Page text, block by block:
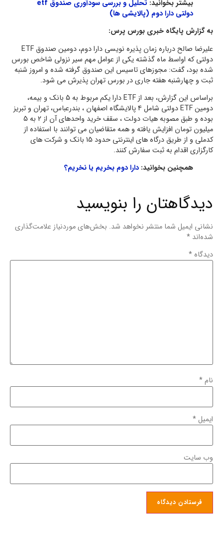
بیشتر بخوانید:
تحلیل و بررسی سودآوری صندوق etf
دولتی دارا دوم (پالایشی ها)
به گزارش پایگاه خبری بورس پرس:
علیرضا صالح درباره زمان پذیره نویسی دارا دوم، دومین صندوق ETF
دولتی که اواسط ماه گذشته یکی از عوامل مهم سیر نزولی شاخص بورس
شده بود، گفت: مجوزهای تاسیس این صندوق گرفته شده و امروز شنبه
ثبت و چهارشنبه هفته جاری در بورس تهران پذیرش می شود.
براساس این گزارش، بعد از ETF دارا یکم مربوط به 5 بانک و بیمه،
دومین ETF دولتی شامل 4 پالایشگاه اصفهان ، بندرعباس، تهران و تبریز
بوده و طبق مصوبه هیات دولت ، سقف خرید واحدهای آن از 2 به 5
میلیون تومان افزایش یافته و همه متقاضیان می توانند با استفاده از
کدملی و از طریق درگاه های اینترنتی حدود 15 بانک و شرکت های
کارگزاری اقدام به ثبت سفارش کنند.
همچنین بخوانید: دارا دوم بخریم یا نخریم؟
دیدگاهتان را بنویسید
نشانی ایمیل شما منتشر نخواهد شد. بخش‌های موردنیاز علامت‌گذاری
شده‌اند *
دیدگاه *
نام*
ایمیل*
وب‌ سایت